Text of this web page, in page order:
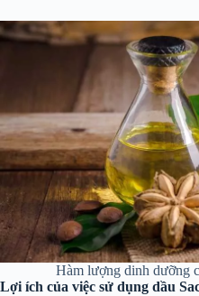
Hàm lượng dinh dưỡng
Lợi ích của việc sử dụng dầu